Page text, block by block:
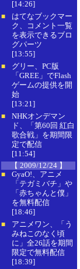
[14:26]
■
はてなブックマー
ク、コメント一覧
を表示できるブロ
グパーツ
[13:55]
■
グリー、PC版
「GREE」でFlash
ゲームの提供を開
始
[13:21]
■
NHKオンデマン
ド、「第60回 紅白
歌合戦」を期間限
定で配信
[11:54]
【 2009/12/24 】
■
GyaO!、アニメ
「テガミバチ」や
「赤ちゃんと僕」
を無料配信
[18:46]
■
アニメワン、「う
みねこのなく頃
に」全26話を期間
限定で無料配信
[18:39]